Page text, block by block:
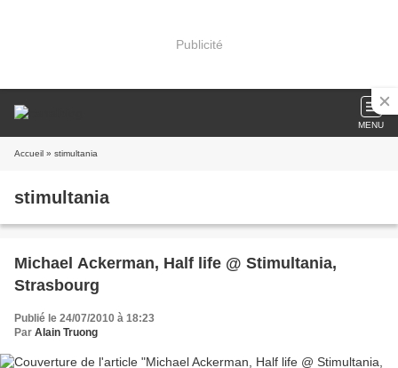
Publicité
MENU
Accueil » stimultania
stimultania
Michael Ackerman, Half life @ Stimultania,
Strasbourg
Publié le 24/07/2010 à 18:23
Par Alain Truong